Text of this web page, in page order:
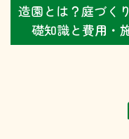
造園とは？庭づく
礎知識と費用・